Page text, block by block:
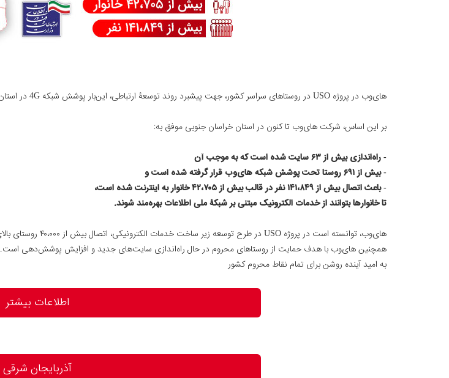
های‌وب در پروژه USO در روستاهای سراسر کشور، جهت پیشبرد روند توسعۀ ارتباطی، این‌بار پوشش شبکه 4G در استان خراسان جنوبی را مورد بررسی قرار می‌دهد:
بر این اساس، شرکت های‌وب تا کنون در استان خراسان جنوبی موفق به:
- راه‌اندازی بیش از ۶۳ سایت شده است که به موجب آن
- بیش از ۶۹۱ روستا تحت پوشش شبکه های‌وب قرار گرفته شده است و
- باعث اتصال بیش از ۱۴۱،۸۴۹ نفر در قالب بیش از ۴۲،۷۰۵ خانوار به اینترنت شده است،
تا خانوارها بتوانند از خدمات الکترونیک مبتنی بر شبکۀ ملی اطلاعات بهره‌مند شوند.
های‌وب، توانسته است در پروژه USO در طرح توسعه زیر ساخت خدمات الکترونیکی، اتصال بیش از ۴۰،۰۰۰ روستای بالای ۲۰ خانوار به اینترنت را به انجام برساند.
همچنین های‌وب با هدف حمایت از روستاهای محروم در حال راه‌اندازی سایت‌های جدید و افزایش پوشش‌دهی است.
به امید آینده روشن برای تمام نقاط محروم کشور
اطلاعات بیشتر
آذربایجان شرقی